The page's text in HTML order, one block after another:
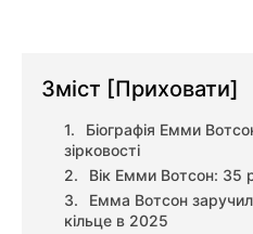
Зміст [Приховати]
Біографія Емми
зірковості
Вік Емми Вотсон: 35
Емма Вотсон
кільце в 2025